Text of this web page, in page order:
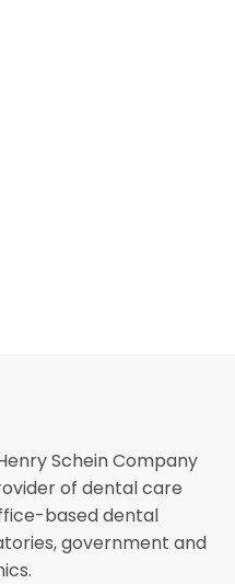
Schein Company
of dental care
based dental
government and